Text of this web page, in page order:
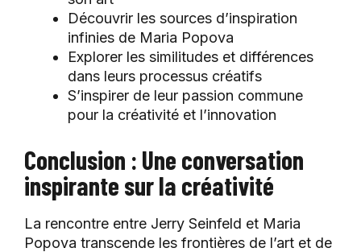
Découvrir les sources d’inspiration
infinies de Maria Popova
Explorer les similitudes et différences
dans leurs processus créatifs
S’inspirer de leur passion commune
pour la créativité et l’innovation
Conclusion : Une conversation
inspirante sur la créativité
La rencontre entre Jerry Seinfeld et Maria
Popova transcende les frontières de l’art et de